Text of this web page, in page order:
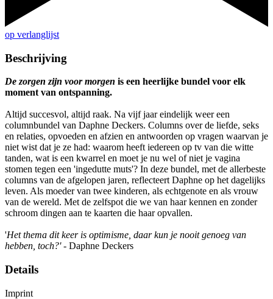
op verlanglijst
Beschrijving
De zorgen zijn voor morgen is een heerlijke bundel voor elk
moment van ontspanning.
Altijd succesvol, altijd raak. Na vijf jaar eindelijk weer een
columnbundel van Daphne Deckers. Columns over de liefde, seks
en relaties, opvoeden en afzien en antwoorden op vragen waarvan je
niet wist dat je ze had: waarom heeft iedereen op tv van die witte
tanden, wat is een kwarrel en moet je nu wel of niet je vagina
stomen tegen een 'ingedutte muts'? In deze bundel, met de allerbeste
columns van de afgelopen jaren, reflecteert Daphne op het dagelijks
leven. Als moeder van twee kinderen, als echtgenote en als vrouw
van de wereld. Met de zelfspot die we van haar kennen en zonder
schroom dingen aan te kaarten die haar opvallen.
'Het thema dit keer is optimisme, daar kun je nooit genoeg van
hebben, toch?'- Daphne Deckers
Details
Imprint